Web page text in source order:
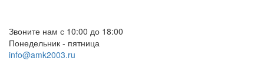
Звоните нам с 10:00 до 18:00
Понедельник - пятница
info@amk2003.ru